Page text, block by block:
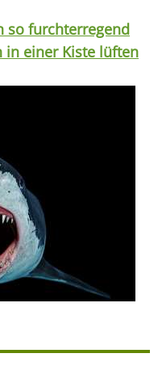
so furchterregend
in einer Kiste lüften